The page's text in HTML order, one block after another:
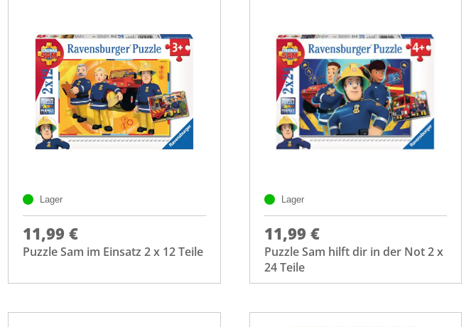
Lager
11,99 €
Puzzle Sam im Einsatz 2 x 12 Teile
Lager
11,99 €
Puzzle Sam hilft dir in der Not 2 x
24 Teile